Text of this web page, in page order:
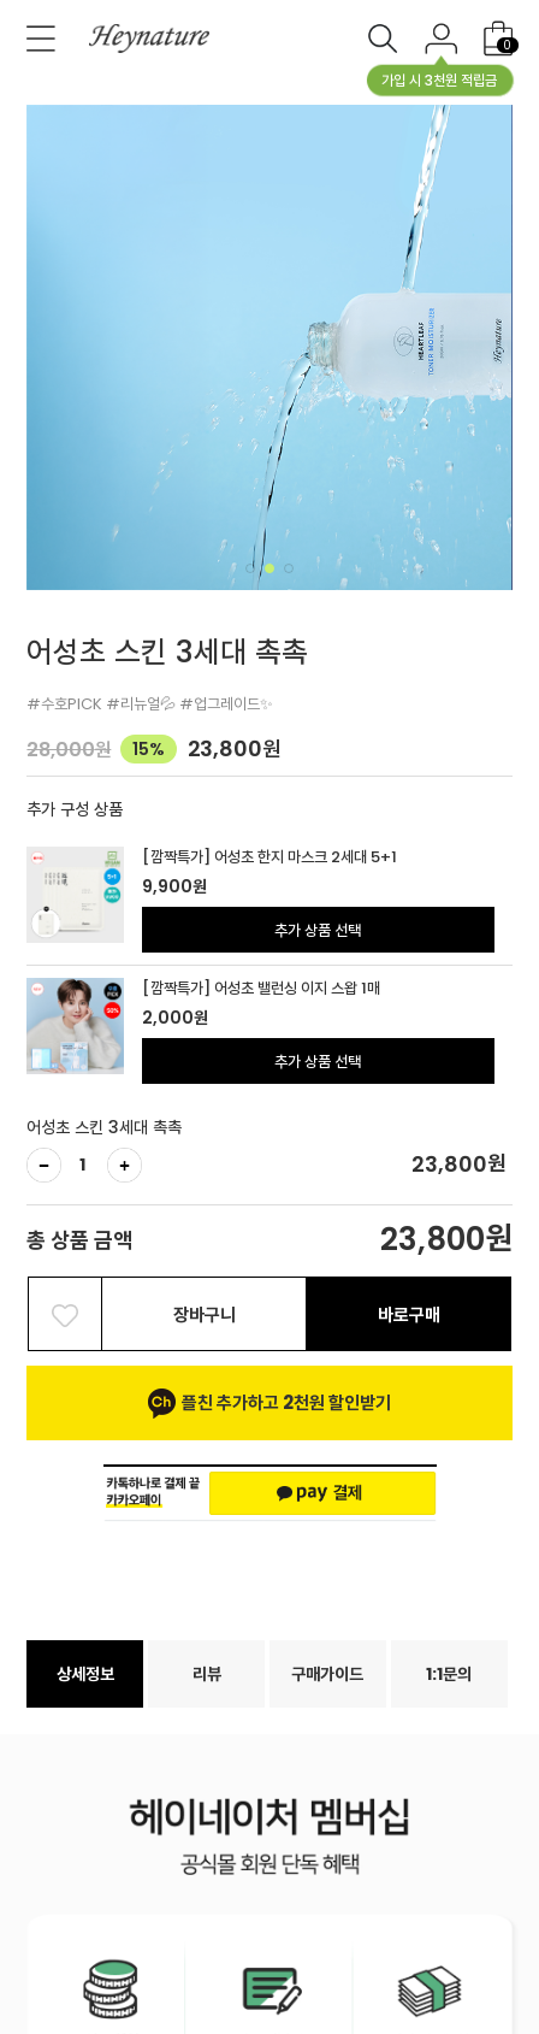
가입 시 3천원 적립금
0
어성초 스킨 3세대 촉촉
#수호PICK #리뉴얼💦 #업그레이드✨
28,000원 15% 23,800원
추가 구성 상품
[깜짝특가] 어성초 한지 마스크 2세대 5+1
9,900원
추가 상품 선택
[깜짝특가] 어성초 밸런싱 이지 스왑 1매
2,000원
추가 상품 선택
어성초 스킨 3세대 촉촉
23,800원
총 상품 금액 23,800원
장바구니 바로구매
플친 추가하고 2천원 할인받기
상세정보 리뷰 구매가이드 1:1문의